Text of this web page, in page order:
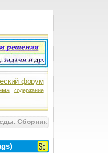
форум
содержание
Сборник